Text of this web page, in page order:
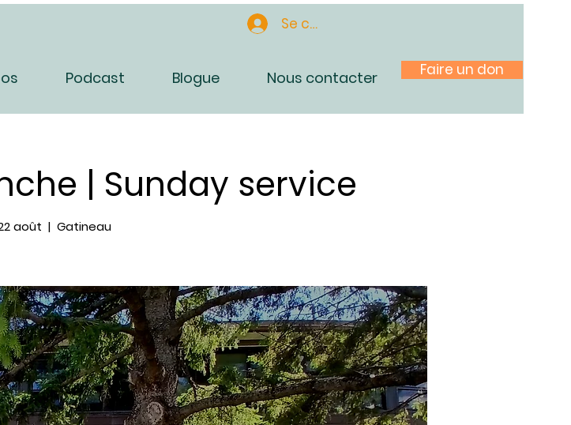
Se connecter
Podcast Blogue Nous contacter Faire un don
| Sunday service
août
  |
Gatineau